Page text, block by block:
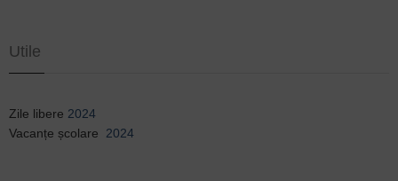
Utile
Zile libere 2024
Vacanțe școlare 2024